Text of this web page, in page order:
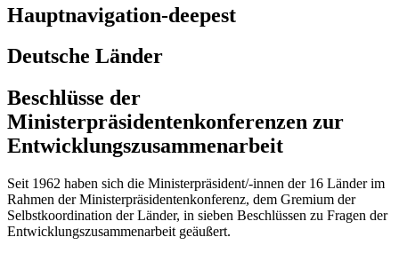
Hauptnavigation-deepest
Deutsche Länder
Beschlüsse der
Ministerpräsidentenkonferenzen zur
Entwicklungszusammenarbeit
Seit 1962 haben sich die Ministerpräsident/-innen der 16 Länder im
Rahmen der Ministerpräsidentenkonferenz, dem Gremium der
Selbst­koordination der Länder, in sieben Be­schlüs­sen zu Fragen der
Ent­wick­lungs­zu­sam­men­ar­beit geäußert.